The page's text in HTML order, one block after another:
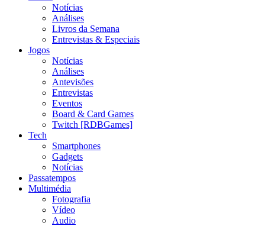
Notícias
Análises
Livros da Semana
Entrevistas & Especiais
Jogos
Notícias
Análises
Antevisões
Entrevistas
Eventos
Board & Card Games
Twitch [RDBGames]
Tech
Smartphones
Gadgets
Notícias
Passatempos
Multimédia
Fotografia
Vídeo
Audio